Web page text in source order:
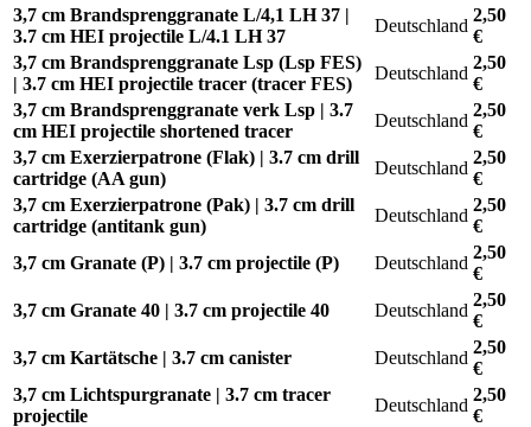
3,7 cm Brandsprenggranate L/4,1 LH 37 |
3.7 cm HEI projectile L/4.1 LH 37
Deutschland
2,50
€
3,7 cm Brandsprenggranate Lsp (Lsp FES)
| 3.7 cm HEI projectile tracer (tracer FES)
Deutschland
2,50
€
3,7 cm Brandsprenggranate verk Lsp | 3.7
cm HEI projectile shortened tracer
Deutschland
2,50
€
3,7 cm Exerzierpatrone (Flak) | 3.7 cm drill
cartridge (AA gun)
Deutschland
2,50
€
3,7 cm Exerzierpatrone (Pak) | 3.7 cm drill
cartridge (antitank gun)
Deutschland
2,50
€
3,7 cm Granate (P) | 3.7 cm projectile (P)
Deutschland
2,50
€
3,7 cm Granate 40 | 3.7 cm projectile 40
Deutschland
2,50
€
3,7 cm Kartätsche | 3.7 cm canister
Deutschland
2,50
€
3,7 cm Lichtspurgranate | 3.7 cm tracer
projectile
Deutschland
2,50
€